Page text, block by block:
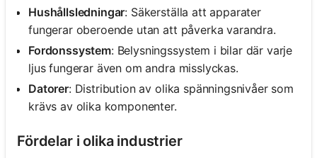
Hushållsledningar: Säkerställa att apparater
fungerar oberoende utan att påverka varandra.
Fordonssystem: Belysningssystem i bilar där varje
ljus fungerar även om andra misslyckas.
Datorer: Distribution av olika spänningsnivåer som
krävs av olika komponenter.
Fördelar i olika industrier